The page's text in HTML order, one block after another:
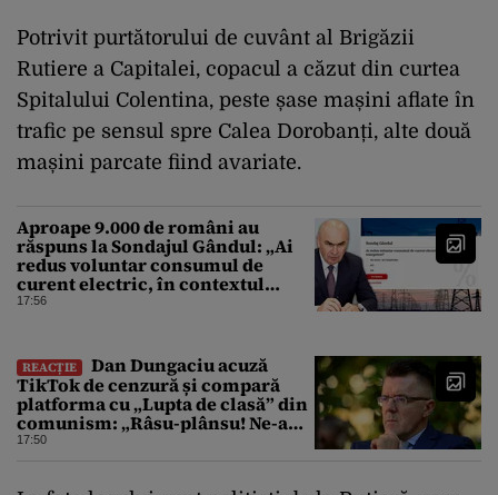
Potrivit purtătorului de cuvânt al Brigăzii
Rutiere a Capitalei, copacul a căzut din curtea
Spitalului Colentina, peste șase mașini aflate în
trafic pe sensul spre Calea Dorobanți, alte două
mașini parcate fiind avariate.
Aproape 9.000 de români au
răspuns la Sondajul Gândul: „Ai
redus voluntar consumul de
curent electric, în contextul
crizei energetice?” Rezultatul a
17:56
REACȚIE
Dan Dungaciu acuză
TikTok de cenzură și compară
platforma cu „Lupta de clasă” din
comunism: „Râsu-plânsu! Ne-am
întors de unde am plecat!”
17:50